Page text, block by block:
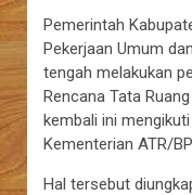
Pemerintah
Pekerjaan Umum
tengah melakukan
Rencana Tata
kembali ini
Kementerian ATR/
Hal tersebut